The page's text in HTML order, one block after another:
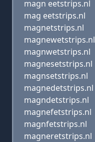
magn eetstrips.nl
mag eetstrips.nl
magnetstrips.nl
magnewetstrips.nl
magnwetstrips.nl
magnesetstrips.nl
magnsetstrips.nl
magnedetstrips.nl
magndetstrips.nl
magnefetstrips.nl
magnfetstrips.nl
magneretstrips.nl